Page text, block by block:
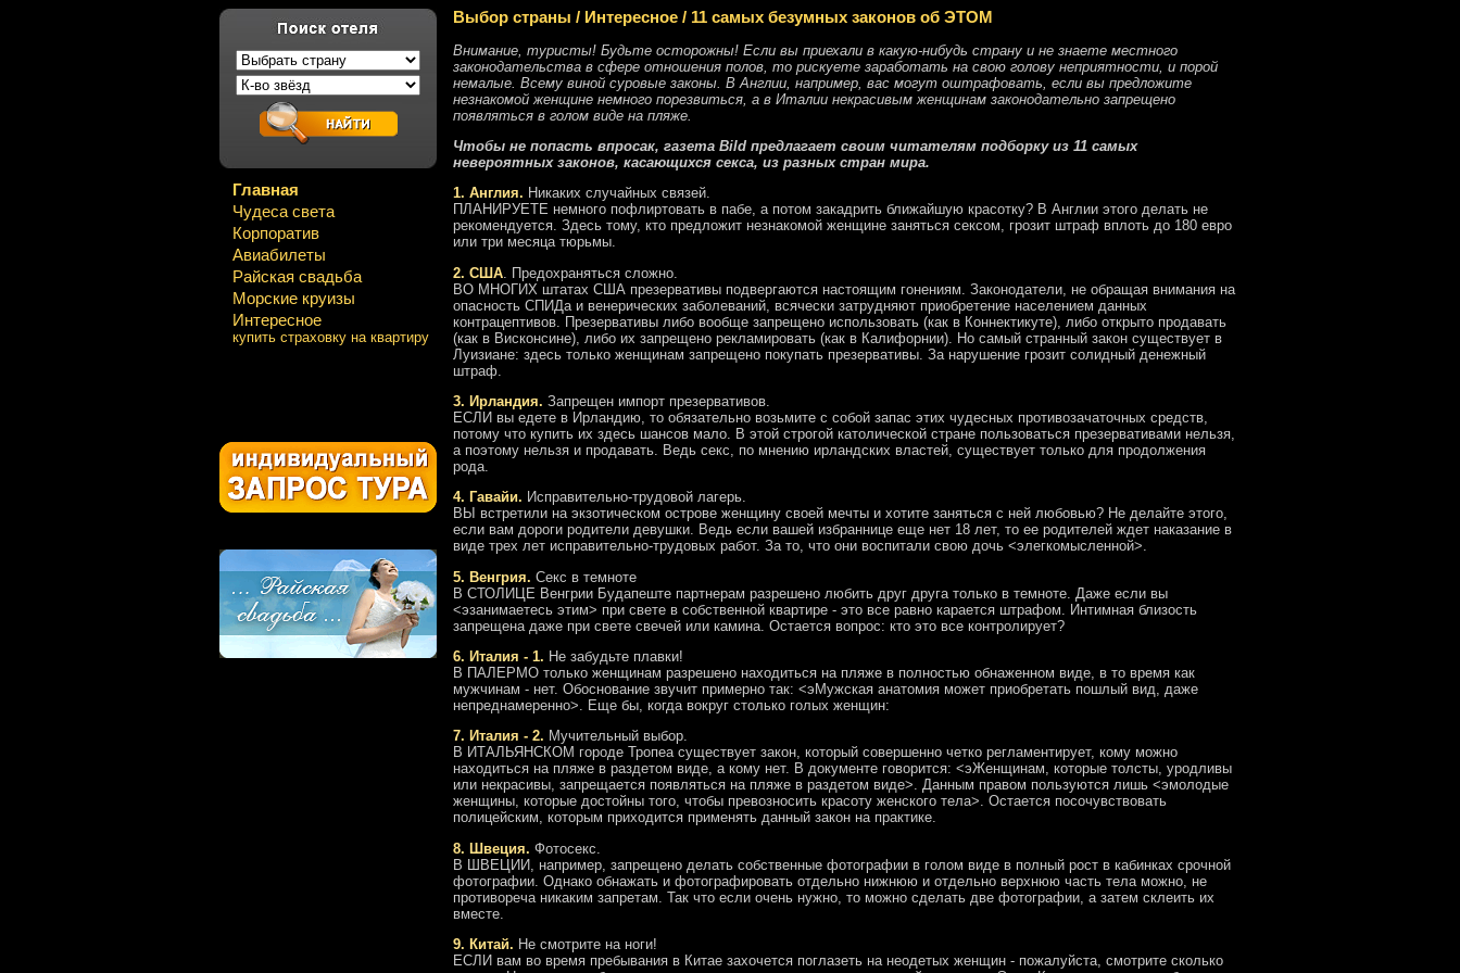
Главная
Чудеса света
Корпоратив
Авиабилеты
Райская свадьба
Морские круизы
Интересное
купить страховку на квартиру
Выбор страны / Интересное / 11 самых безумных законов об ЭТОМ
Внимание, туристы! Будьте осторожны! Если вы приехали в какую-нибудь страну и не знаете местного
законодательства в сфере отношения полов, то рискуете заработать на свою голову неприятности, и порой
немалые. Всему виной суровые законы. В Англии, например, вас могут оштрафовать, если вы предложите
незнакомой женщине немного порезвиться, а в Италии некрасивым женщинам законодательно запрещено
появляться в голом виде на пляже.
Чтобы не попасть впросак, газета Bild предлагает своим читателям подборку из 11 самых
невероятных законов, касающихся секса, из разных стран мира.
1. Англия. Никаких случайных связей.
ПЛАНИРУЕТЕ немного пофлиртовать в пабе, а потом закадрить ближайшую красотку? В Англии этого делать не
рекомендуется. Здесь тому, кто предложит незнакомой женщине заняться сексом, грозит штраф вплоть до 180 евро
или три месяца тюрьмы.
2. США . Предохраняться сложно.
ВО МНОГИХ штатах США презервативы подвергаются настоящим гонениям. Законодатели, не обращая внимания на
опасность СПИДа и венерических заболеваний, всячески затрудняют приобретение населением данных
контрацептивов. Презервативы либо вообще запрещено использовать (как в Коннектикуте), либо открыто продавать
(как в Висконсине), либо их запрещено рекламировать (как в Калифорнии). Но самый странный закон существует в
Луизиане: здесь только женщинам запрещено покупать презервативы. За нарушение грозит солидный денежный
штраф.
3. Ирландия. Запрещен импорт презервативов.
ЕСЛИ вы едете в Ирландию, то обязательно возьмите с собой запас этих чудесных противозачаточных средств,
потому что купить их здесь шансов мало. В этой строгой католической стране пользоваться презервативами нельзя,
а поэтому нельзя и продавать. Ведь секс, по мнению ирландских властей, существует только для продолжения
рода.
4. Гавайи. Исправительно-трудовой лагерь.
ВЫ встретили на экзотическом острове женщину своей мечты и хотите заняться с ней любовью? Не делайте этого,
если вам дороги родители девушки. Ведь если вашей избраннице еще нет 18 лет, то ее родителей ждет наказание в
виде трех лет исправительно-трудовых работ. За то, что они воспитали свою дочь <элегкомысленной>.
5. Венгрия. Секс в темноте
В СТОЛИЦЕ Венгрии Будапеште партнерам разрешено любить друг друга только в темноте. Даже если вы
<эзанимаетесь этим> при свете в собственной квартире - это все равно карается штрафом. Интимная близость
запрещена даже при свете свечей или камина. Остается вопрос: кто это все контролирует?
6. Италия - 1. Не забудьте плавки!
В ПАЛЕРМО только женщинам разрешено находиться на пляже в полностью обнаженном виде, в то время как
мужчинам - нет. Обоснование звучит примерно так: <эМужская анатомия может приобретать пошлый вид, даже
непреднамеренно>. Еще бы, когда вокруг столько голых женщин:
7. Италия - 2. Мучительный выбор.
В ИТАЛЬЯНСКОМ городе Тропеа существует закон, который совершенно четко регламентирует, кому можно
находиться на пляже в раздетом виде, а кому нет. В документе говорится: <эЖенщинам, которые толсты, уродливы
или некрасивы, запрещается появляться на пляже в раздетом виде>. Данным правом пользуются лишь <эмолодые
женщины, которые достойны того, чтобы превозносить красоту женского тела>. Остается посочувствовать
полицейским, которым приходится применять данный закон на практике.
8. Швеция. Фотосекс.
В ШВЕЦИИ, например, запрещено делать собственные фотографии в голом виде в полный рост в кабинках срочной
фотографии. Однако обнажать и фотографировать отдельно нижнюю и отдельно верхнюю часть тела можно, не
противореча никаким запретам. Так что если очень нужно, то можно сделать две фотографии, а затем склеить их
вместе.
9. Китай. Не смотрите на ноги!
ЕСЛИ вам во время пребывания в Китае захочется поглазеть на неодетых женщин - пожалуйста, смотрите сколько